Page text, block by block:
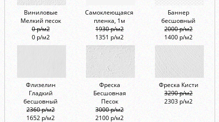
Виниловые
Мелкий песок
0 р/м2
0 р/м2
Самоклеющаяся
пленка, 1м
1930 р/м2
1351 р/м2
Баннер
бесшовный
2000 р/м2
1400 р/м2
Флизелин
Гладкий
бесшовный
2360 р/м2
1652 р/м2
Фреска
Бесшовная
Песок
3000 р/м2
2100 р/м2
Фреска Кисти
3290 р/м2
2303 р/м2